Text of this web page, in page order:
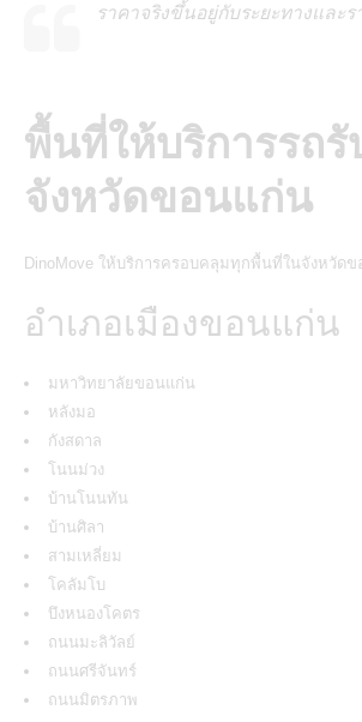
ราคาจริงขึ้นอยู่กับระยะทางและ
พื้นที่ให้บริการรถรั
จังหวัดขอนแก่น
DinoMove ให้บริการครอบคลุมทุกพื้นที่ในจังหวัด
อำเภอเมืองขอนแก่น
มหาวิทยาลัยขอนแก่น
หลังมอ
กังสดาล
โนนม่วง
บ้านโนนทัน
บ้านศิลา
สามเหลี่ยม
โคลัมโบ
บึงหนองโคตร
ถนนมะลิวัลย์
ถนนศรีจันทร์
ถนนมิตรภาพ